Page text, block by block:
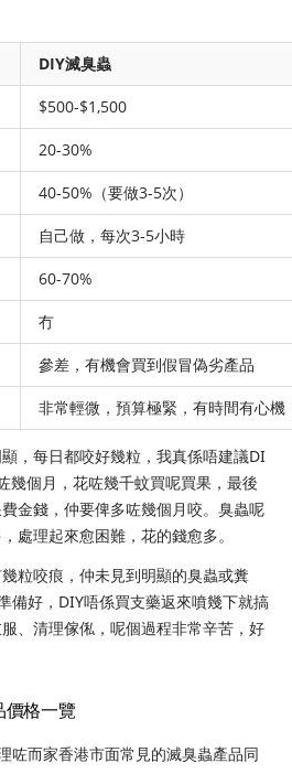
DIY滅臭蟲
$500-$1,500
20-30%
40-50%（要做3-5次）
自己做，每次3-5小時
60-70%
冇
參差，有機會買到假冒偽劣產品
非常輕微，預算極緊，有時間有心機
，每日都咬好幾粒，我真係唔建議DI
幾個月，花咗幾千蚊買呢買果，最後
金錢，仲要俾多咗幾個月咬。臭蟲呢
處理起來愈困難，花的錢愈多。
粒咬痕，仲未見到明顯的臭蟲或糞
備好，DIY唔係買支藥返來噴幾下就搞
、清理傢俬，呢個過程非常辛苦，好
價格一覽
咗而家香港市面常見的滅臭蟲產品同